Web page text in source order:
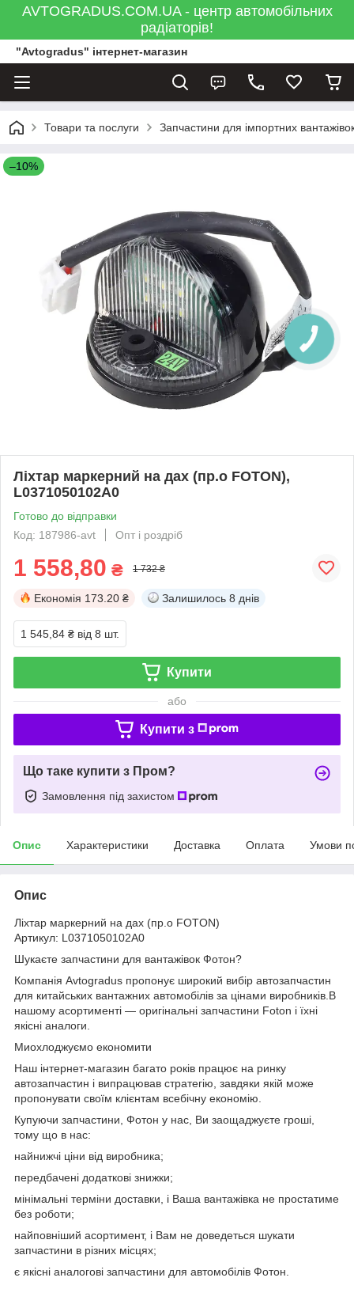
AVTOGRADUS.COM.UA - центр автомобільних
радіаторів!
"Avtogradus" інтернет-магазин
Товари та послуги Запчастини для імпортних
–10%
Ліхтар маркерний на дах (пр.о FOTON),
L0371050102A0
Готово до відправки
Код: 187986-avt
Опт і роздріб
1 558,80 ₴ 1 732 ₴
Економія 173.20 ₴ Залишилось 8 днів
1 545,84 ₴ від 8 шт.
Купити
або
Купити з
Що таке купити з Пром?
Замовлення під захистом
Опис Характеристики Доставка Оплата Умови
Опис
Ліхтар маркерний на дах (пр.о FOTON)
Артикул: L0371050102A0
Шукаєте запчастини для вантажівок Фотон?
Компанія Avtogradus пропонує широкий вибір автозапчастин
для китайських вантажних автомобілів за цінами виробників.В
нашому асортименті — оригінальні запчастини Foton і їхні
якісні аналоги.
Миохлоджуємо економити
Наш інтернет-магазин багато років працює на ринку
автозапчастин і випрацював стратегію, завдяки якій може
пропонувати своїм клієнтам всебічну економію.
Купуючи запчастини, Фотон у нас, Ви заощаджуєте гроші,
тому що в нас:
найнижчі ціни від виробника;
передбачені додаткові знижки;
мінімальні терміни доставки, і Ваша вантажівка не простатиме
без роботи;
найповніший асортимент, і Вам не доведеться шукати
запчастини в різних місцях;
є якісні аналогові запчастини для автомобілів Фотон.